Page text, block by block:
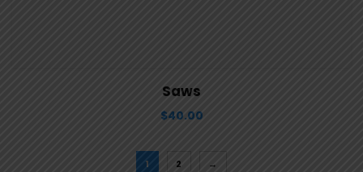
Saws
$40.00
1 2 →